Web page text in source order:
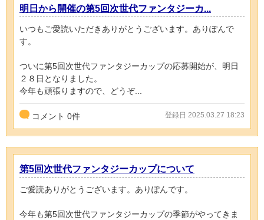
明日から開催の第5回次世代ファンタジーカ...
いつもご愛読いただきありがとうございます。ありぽんで
す。
ついに第5回次世代ファンタジーカップの応募開始が、明日
２８日となりました。
今年も頑張りますので、どうぞ...
コメント 0件 登録日 2025.03.27 18:23
第5回次世代ファンタジーカップについて
ご愛読ありがとうございます。ありぽんです。
今年も第5回次世代ファンタジーカップの季節がやってきま